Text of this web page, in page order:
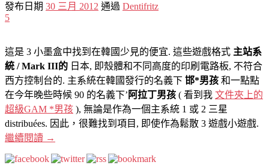
發布日期 30 三月 2012 通過 Dentifritz
5
這是 3 小墨盒中找到在韓國少見的便宜. 這些遊戲格式 主站系
統 / Mark III的 日本, 即殼體和不同高度的印刷電路板, 不符合
西方控制台的. 主系統在韓國發行的名義下 邯*男孩 和一點點
在今年晚些時候 90 的名義下’ 阿拉丁男孩 ( 看到我 文件夾上的
超級GAM *男孩 ), 無論是作為一個主系統 1 或 2 三星
distribuées. 因此，很難找到項目, 即使作為鬆散 3 遊戲小遊戲.
繼續閱讀 →